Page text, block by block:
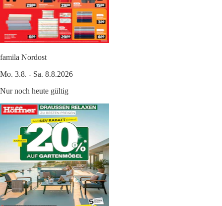
famila Nordost
Mo. 3.8. - Sa. 8.8.2026
Nur noch heute gültig